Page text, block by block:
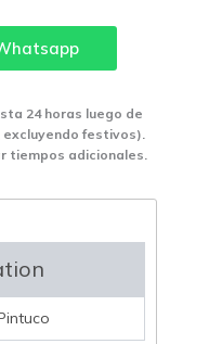
24 horas luego de
festivos).
tiempos adicionales.